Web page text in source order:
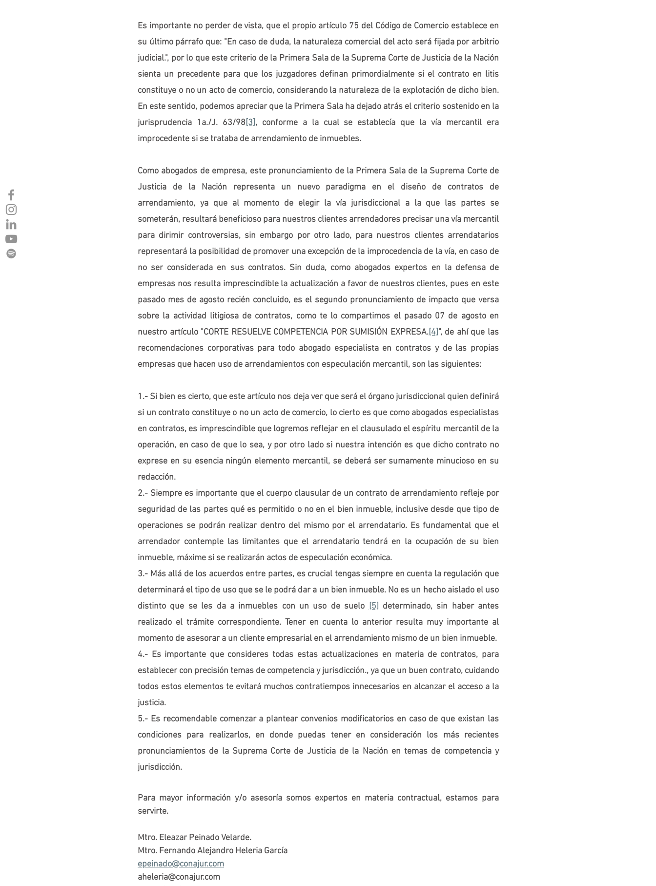
Es importante no perder de vista, que el propio artículo 75 del Código de Comercio establece en
su último párrafo que: "En caso de duda, la naturaleza comercial del acto será fijada por arbitrio
judicial.", por lo que este criterio de la Primera Sala de la Suprema Corte de Justicia de la Nación
sienta un precedente para que los juzgadores definan primordialmente si el contrato en litis
constituye o no un acto de comercio, considerando la naturaleza de la explotación de dicho bien.
En este sentido, podemos apreciar que la Primera Sala ha dejado atrás el criterio sostenido en la
jurisprudencia 1a./J. 63/98[3], conforme a la cual se establecía que la vía mercantil era
improcedente si se trataba de arrendamiento de inmuebles.
Como abogados de empresa, este pronunciamiento de la Primera Sala de la Suprema Corte de
Justicia de la Nación representa un nuevo paradigma en el diseño de contratos de
arrendamiento, ya que al momento de elegir la vía jurisdiccional a la que las partes se
someterán, resultará beneficioso para nuestros clientes arrendadores precisar una vía mercantil
para dirimir controversias, sin embargo por otro lado, para nuestros clientes arrendatarios
representará la posibilidad de promover una excepción de la improcedencia de la vía, en caso de
no ser considerada en sus contratos. Sin duda, como abogados expertos en la defensa de
empresas nos resulta imprescindible la actualización a favor de nuestros clientes, pues en este
pasado mes de agosto recién concluido, es el segundo pronunciamiento de impacto que versa
sobre la actividad litigiosa de contratos, como te lo compartimos el pasado 07 de agosto en
nuestro artículo "CORTE RESUELVE COMPETENCIA POR SUMISIÓN EXPRESA.[4]", de ahí que las
recomendaciones corporativas para todo abogado especialista en contratos y de las propias
empresas que hacen uso de arrendamientos con especulación mercantil, son las siguientes:
1.- Si bien es cierto, que este artículo nos deja ver que será el órgano jurisdiccional quien definirá
si un contrato constituye o no un acto de comercio, lo cierto es que como abogados especialistas
en contratos, es imprescindible que logremos reflejar en el clausulado el espíritu mercantil de la
operación, en caso de que lo sea, y por otro lado si nuestra intención es que dicho contrato no
exprese en su esencia ningún elemento mercantil, se deberá ser sumamente minucioso en su
redacción.
2.- Siempre es importante que el cuerpo clausular de un contrato de arrendamiento refleje por
seguridad de las partes qué es permitido o no en el bien inmueble, inclusive desde que tipo de
operaciones se podrán realizar dentro del mismo por el arrendatario. Es fundamental que el
arrendador contemple las limitantes que el arrendatario tendrá en la ocupación de su bien
inmueble, máxime si se realizarán actos de especulación económica.
3.- Más allá de los acuerdos entre partes, es crucial tengas siempre en cuenta la regulación que
determinará el tipo de uso que se le podrá dar a un bien inmueble. No es un hecho aislado el uso
distinto que se les da a inmuebles con un uso de suelo [5] determinado, sin haber antes
realizado el trámite correspondiente. Tener en cuenta lo anterior resulta muy importante al
momento de asesorar a un cliente empresarial en el arrendamiento mismo de un bien inmueble.
4.- Es importante que consideres todas estas actualizaciones en materia de contratos, para
establecer con precisión temas de competencia y jurisdicción., ya que un buen contrato, cuidando
todos estos elementos te evitará muchos contratiempos innecesarios en alcanzar el acceso a la
justicia.
5.- Es recomendable comenzar a plantear convenios modificatorios en caso de que existan las
condiciones para realizarlos, en donde puedas tener en consideración los más recientes
pronunciamientos de la Suprema Corte de Justicia de la Nación en temas de competencia y
jurisdicción.
Para mayor información y/o asesoría somos expertos en materia contractual, estamos para
servirte.
Mtro. Eleazar Peinado Velarde.
Mtro. Fernando Alejandro Heleria García
epeinado@conajur.com
aheleria@conajur.com